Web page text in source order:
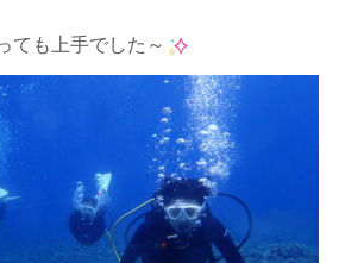
ても上手でした～